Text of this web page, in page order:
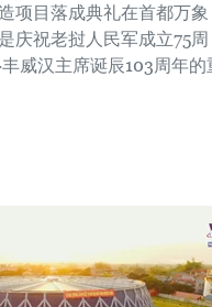
项目落成典礼在首都万象
庆祝老挝人民军成立75周
丰威汉主席诞辰103周年的